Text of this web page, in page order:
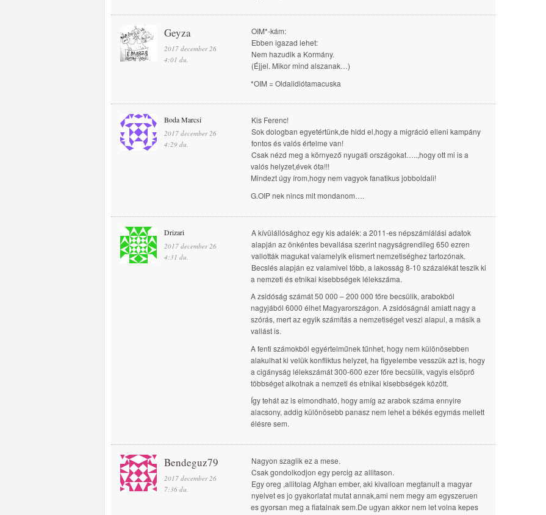
Geyza
2017 december 26
4:01 du.
OIM*-kám:
Ebben igazad lehet:
Nem hazudik a Kormány.
(Éjjel. Mikor mind alszanak…)
*OIM = Oldalidiótamacuska
Boda Marcsi
2017 december 26
4:29 du.
Kis Ferenc!
Sok dologban egyetértünk,de hidd el,hogy a migráció elleni kampány
fontos és valós értelme van!
Csak nézd meg a környező nyugati országokat…..,hogy ott mi is a
valós helyzet,évek óta!!!
Mindezt úgy írom,hogy nem vagyok fanatikus jobboldali!
G.OIP nek nincs mit mondanom….
Drizari
2017 december 26
4:31 du.
A kívülállósághoz egy kis adalék: a 2011-es népszámlálási adatok
alapján az önkéntes bevallása szerint nagyságrendileg 650 ezren
vallották magukat valamelyik elismert nemzetiséghez tartozónak.
Becslés alapján ez valamivel több, a lakosság 8-10 százalékát teszik ki
a nemzeti és etnikai kisebbségek lélekszáma.
A zsidóság számát 50 000 – 200 000 főre becsülik, arabokból
nagyjából 6000 élhet Magyarországon. A zsidóságnál amiatt nagy a
szórás, mert az egyik számítás a nemzetiséget veszi alapul, a másik a
vallást is.
A fenti számokból egyértelműnek tűnhet, hogy nem különösebben
alakulhat ki velük konfliktus helyzet, ha figyelembe vesszük azt is, hogy
a cigányság lélekszámát 300-600 ezer főre becsülik, vagyis elsöprő
többséget alkotnak a nemzeti és etnikai kisebbségek között.
Így tehát az is elmondható, hogy amíg az arabok száma ennyire
alacsony, addig különösebb panasz nem lehet a békés egymás mellett
élésre sem.
Bendeguz79
2017 december 26
7:36 du.
Nagyon szaglik ez a mese.
Csak gondolkodjon egy percig az allitason.
Egy oreg ,allitolag Afghan ember, aki kivalloan megtanult a magyar
nyelvet es jo gyakorlatat mutat annak,ami nem megy am egyszeruen
es gyorsan meg a fiatalnak sem.De ugyan akkor nem let volna kepes